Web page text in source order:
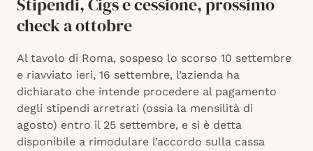
Stipendi, Cigs e cessione, prossimo
check a ottobre
Al tavolo di Roma, sospeso lo scorso 10 settembre
e riavviato ieri, 16 settembre, l’azienda ha
dichiarato che intende procedere al pagamento
degli stipendi arretrati (ossia la mensilità di
agosto) entro il 25 settembre, e si è detta
disponibile a rimodulare l’accordo sulla cassa